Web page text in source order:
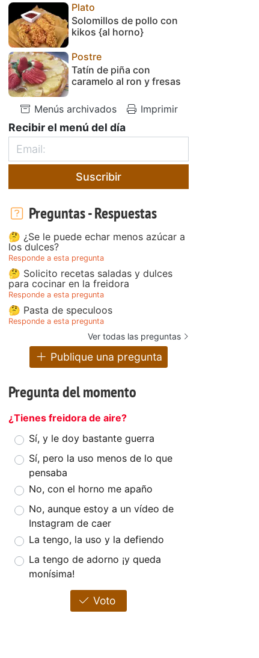
Plato
Solomillos de pollo con
kikos {al horno}
Postre
Tatín de piña con
caramelo al ron y fresas
Menús archivados Imprimir
Recibir el menú del día
Suscribir
Preguntas - Respuestas
🤔 ¿Se le puede echar menos azúcar a
los dulces?
Responde a esta pregunta
🤔 Solicito recetas saladas y dulces
para cocinar en la freidora
Responde a esta pregunta
🤔 Pasta de speculoos
Responde a esta pregunta
Ver todas las preguntas
Publique una pregunta
Pregunta del momento
¿Tienes freidora de aire?
Sí, y le doy bastante guerra
Sí, pero la uso menos de lo que
pensaba
No, con el horno me apaño
No, aunque estoy a un vídeo de
Instagram de caer
La tengo, la uso y la defiendo
La tengo de adorno ¡y queda
monísima!
Voto